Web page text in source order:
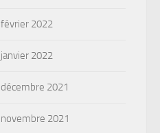
février 2022
janvier 2022
décembre 2021
novembre 2021